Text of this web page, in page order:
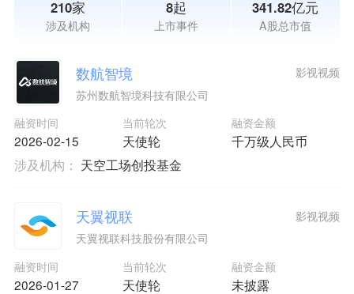
210家
涉及机构
8起
上市事件
341.82亿元
A股总市值
数航智境
苏州数航智境科技有限公司
融资时间
2026-02-15
当前轮次
天使轮
融资金额
千万级人民币
影视视频
涉及机构： 天空工场创投基金
天翼视联
天翼视联科技股份有限公司
融资时间
2026-01-27
当前轮次
天使轮
融资金额
未披露
影视视频